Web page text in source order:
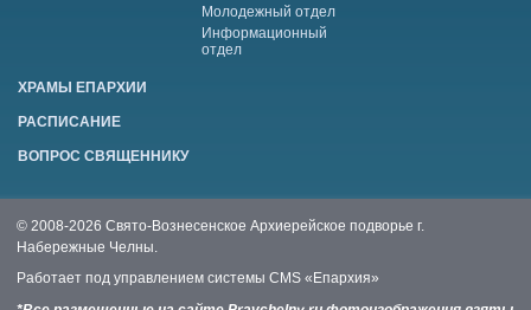
Молодежный отдел
Информационный
отдел
ХРАМЫ ЕПАРХИИ
РАСПИСАНИЕ
ВОПРОС СВЯЩЕННИКУ
© 2008-2026 Свято-Вознесенское Архиерейское подворье г.
Набережные Челны.
Работает под управлением системы CMS «Епархия»